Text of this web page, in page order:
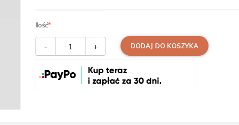
Ilość
- + DODAJ DO KOSZYKA